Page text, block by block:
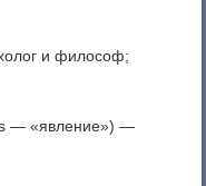
и философ;
— «явление») —